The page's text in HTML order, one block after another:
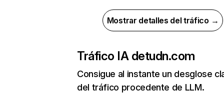
Mostrar detalles del tráfico →
Tráfico IA detudn.com
Consigue al instante un desglose
del tráfico procedente de LLM.